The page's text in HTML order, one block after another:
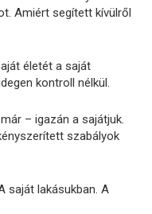
Amiért segített kívülről
életét a saját
kontroll nélkül.
– igazán a sajátjuk.
szabályok
saját lakásukban. A